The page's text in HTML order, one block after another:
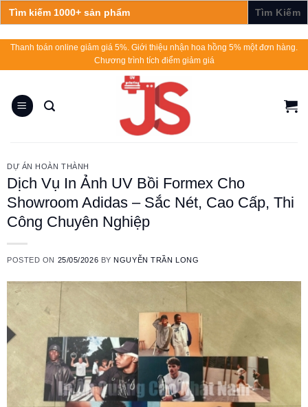
Search
for:
Skip
Thanh toán online giảm giá 5%. Giới thiệu nhận hoa hồng 5% một đơn hàng.
Chương trình tích điểm giảm giá
DỰ ÁN HOÀN THÀNH
Dịch Vụ In Ảnh UV Bồi Formex Cho
Showroom Adidas – Sắc Nét, Cao Cấp, Thi
Công Chuyên Nghiệp
POSTED ON 25/05/2026 BYNGUYỄN TRẦN LONG